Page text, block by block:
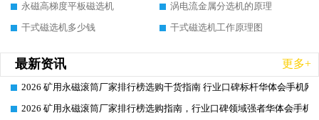
永磁高梯度平板磁选机
涡电流金属分选机的原理
干式磁选机多少钱
干式磁选机工作原理图
最新资讯 更多+
2026-06-26
2026 矿用永磁滚筒厂家排行榜选购干货指南 行业口碑标杆华体会手机网
2026-06-26
2026 矿用永磁滚筒厂家排行榜选购指南，行业口碑领域强者华体会手机